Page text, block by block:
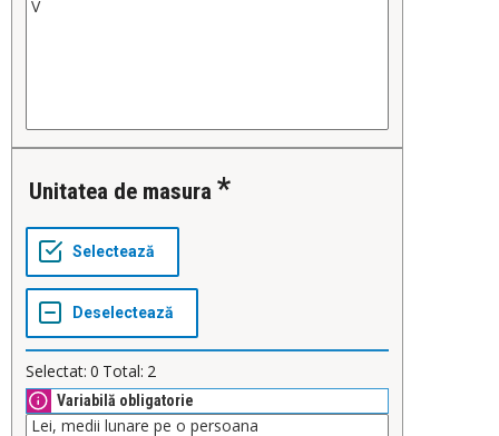
Unitatea de masura
Selectat: 0 Total: 2
Variabilă obligatorie